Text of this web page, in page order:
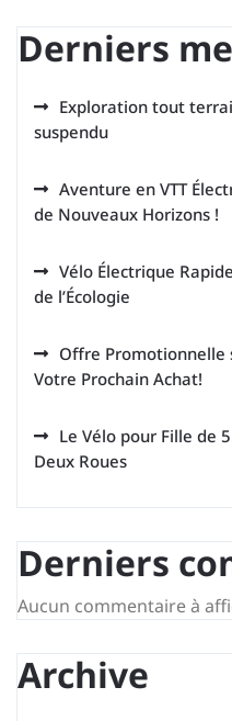
Derniers
Exploration tout
suspendu
Aventure en VTT
de Nouveaux Horizons !
Vélo Électrique
de l’Écologie
Offre Promotionnelle
Votre Prochain Achat!
Le Vélo pour Fille de
Deux Roues
Derniers
Aucun commentaire à
Archive